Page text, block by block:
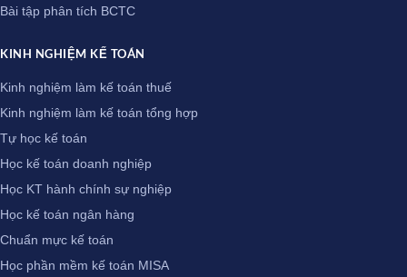
Bài tập phân tích BCTC
KINH NGHIỆM KẾ TOÁN
Kinh nghiệm làm kế toán thuế
Kinh nghiệm làm kế toán tổng hợp
Tự học kế toán
Học kế toán doanh nghiệp
Học KT hành chính sự nghiệp
Học kế toán ngân hàng
Chuẩn mực kế toán
Học phần mềm kế toán MISA